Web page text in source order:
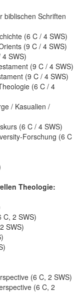
biblischen Schriften
(6 C / 4 SWS)
(9 C / 4 SWS)
SWS)
(9 C / 4 SWS)
(9 C / 4 SWS)
(6 C / 4
/ Kasualien /
(6 C / 4 SWS)
Forschung (6 C
Theologie:
C, 2 SWS)
SWS)
(6 C, 2 SWS)
(6 C, 2